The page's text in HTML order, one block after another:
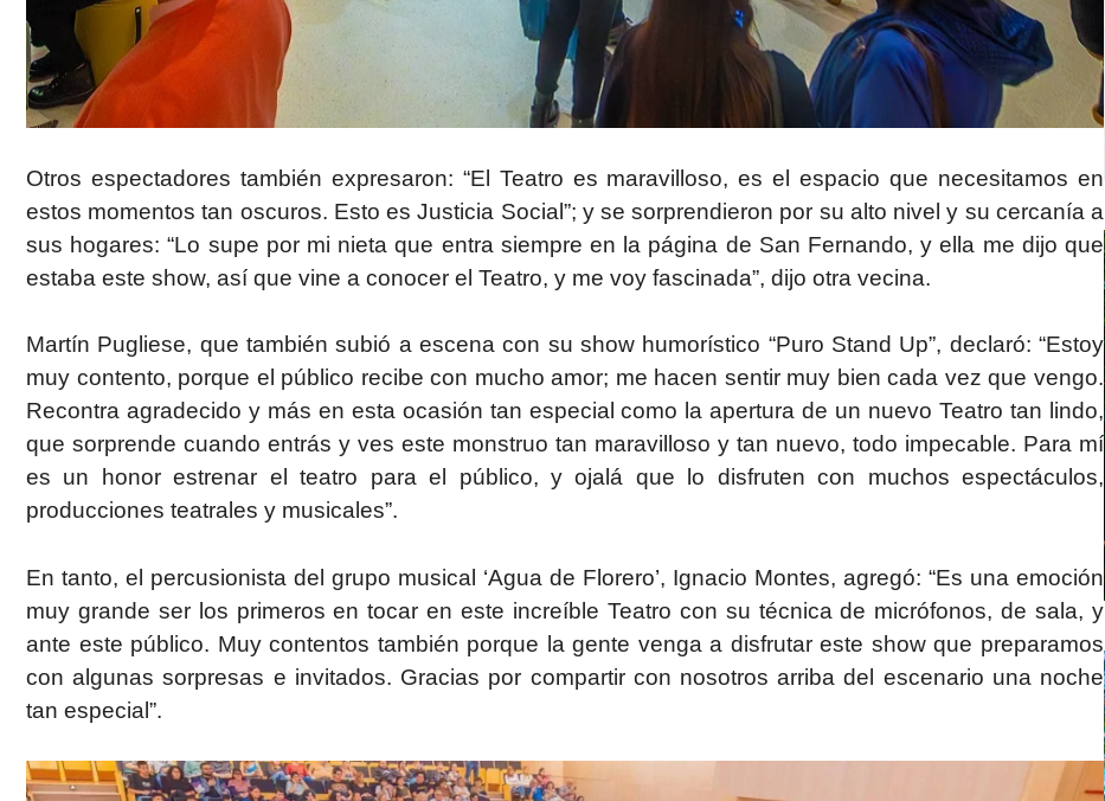
Otros espectadores también expresaron: “El Teatro es maravilloso, es el espacio que necesitamos en
estos momentos tan oscuros. Esto es Justicia Social”; y se sorprendieron por su alto nivel y su cercanía a
sus hogares: “Lo supe por mi nieta que entra siempre en la página de San Fernando, y ella me dijo que
estaba este show, así que vine a conocer el Teatro, y me voy fascinada”, dijo otra vecina.
Martín Pugliese, que también subió a escena con su show humorístico “Puro Stand Up”, declaró: “Estoy
muy contento, porque el público recibe con mucho amor; me hacen sentir muy bien cada vez que vengo.
Recontra agradecido y más en esta ocasión tan especial como la apertura de un nuevo Teatro tan lindo,
que sorprende cuando entrás y ves este monstruo tan maravilloso y tan nuevo, todo impecable. Para mí
es un honor estrenar el teatro para el público, y ojalá que lo disfruten con muchos espectáculos,
producciones teatrales y musicales”.
En tanto, el percusionista del grupo musical ‘Agua de Florero’, Ignacio Montes, agregó: “Es una emoción
muy grande ser los primeros en tocar en este increíble Teatro con su técnica de micrófonos, de sala, y
ante este público. Muy contentos también porque la gente venga a disfrutar este show que preparamos
con algunas sorpresas e invitados. Gracias por compartir con nosotros arriba del escenario una noche
tan especial”.